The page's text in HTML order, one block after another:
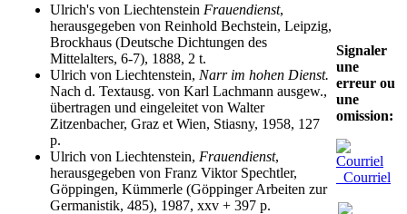
Ulrich's von Liechtenstein Frauendienst,
herausgegeben von Reinhold Bechstein, Leipzig,
Brockhaus (Deutsche Dichtungen des
Mittelalters, 6-7), 1888, 2 t.
Ulrich von Liechtenstein, Narr im hohen Dienst.
Nach d. Textausg. von Karl Lachmann ausgew.,
übertragen und eingeleitet von Walter
Zitzenbacher, Graz et Wien, Stiasny, 1958, 127
p.
Ulrich von Liechtenstein, Frauendienst,
herausgegeben von Franz Viktor Spechtler,
Göppingen, Kümmerle (Göppinger Arbeiten zur
Germanistik, 485), 1987, xxv + 397 p.
Signaler
une
erreur ou
une
omission:
Courriel